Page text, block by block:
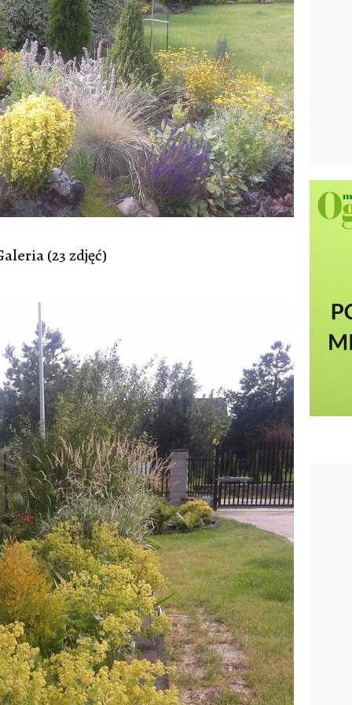
(23 zdjęć)